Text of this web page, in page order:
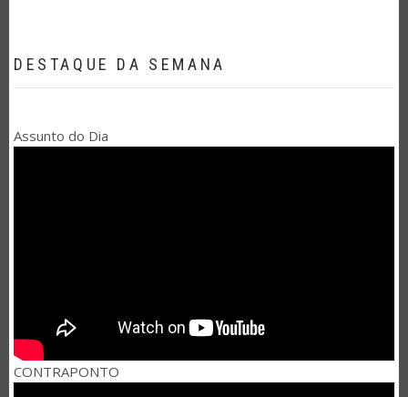
DESTAQUE DA SEMANA
Assunto do Dia
CONTRAPONTO